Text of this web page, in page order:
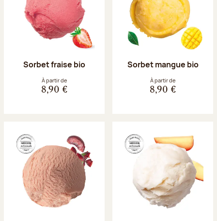
Sorbet fraise bio
À partir de
8,90 €
Sorbet mangue bio
À partir de
8,90 €